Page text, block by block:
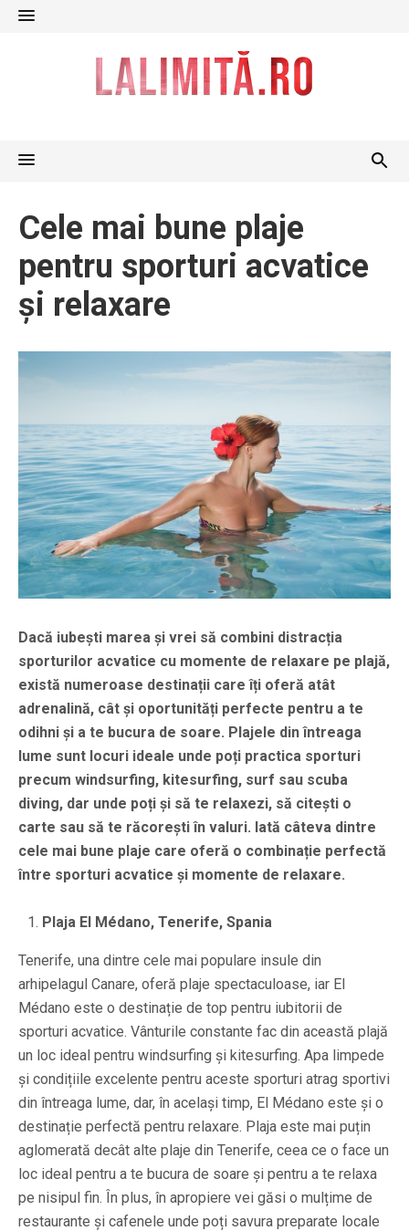
Skip
Cele mai bune plaje
pentru sporturi acvatice
și relaxare
Dacă iubești marea și vrei să combini distracția
sporturilor acvatice cu momente de relaxare pe plajă,
există numeroase destinații care îți oferă atât
adrenalină, cât și oportunități perfecte pentru a te
odihni și a te bucura de soare. Plajele din întreaga
lume sunt locuri ideale unde poți practica sporturi
precum windsurfing, kitesurfing, surf sau scuba
diving, dar unde poți și să te relaxezi, să citești o
carte sau să te răcorești în valuri. Iată câteva dintre
cele mai bune plaje care oferă o combinație perfectă
între sporturi acvatice și momente de relaxare.
Plaja El Médano, Tenerife, Spania
Tenerife, una dintre cele mai populare insule din
arhipelagul Canare, oferă plaje spectaculoase, iar El
Médano este o destinație de top pentru iubitorii de
sporturi acvatice. Vânturile constante fac din această plajă
un loc ideal pentru windsurfing și kitesurfing. Apa limpede
și condițiile excelente pentru aceste sporturi atrag sportivi
din întreaga lume, dar, în același timp, El Médano este și o
destinație perfectă pentru relaxare. Plaja este mai puțin
aglomerată decât alte plaje din Tenerife, ceea ce o face un
loc ideal pentru a te bucura de soare și pentru a te relaxa
pe nisipul fin. În plus, în apropiere vei găsi o mulțime de
restaurante și cafenele unde poți savura preparate locale